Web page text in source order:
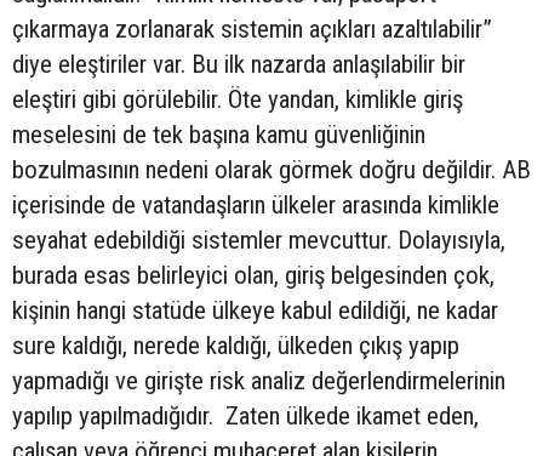
çıkarmaya zorlanarak sistemin açıkları azaltılabilir”
diye eleştiriler var. Bu ilk nazarda anlaşılabilir bir
eleştiri gibi görülebilir. Öte yandan, kimlikle giriş
meselesini de tek başına kamu güvenliğinin
bozulmasının nedeni olarak görmek doğru değildir. AB
içerisinde de vatandaşların ülkeler arasında kimlikle
seyahat edebildiği sistemler mevcuttur. Dolayısıyla,
burada esas belirleyici olan, giriş belgesinden çok,
kişinin hangi statüde ülkeye kabul edildiği, ne kadar
sure kaldığı, nerede kaldığı, ülkeden çıkış yapıp
yapmadığı ve girişte risk analiz değerlendirmelerinin
yapılıp yapılmadığıdır. Zaten ülkede ikamet eden,